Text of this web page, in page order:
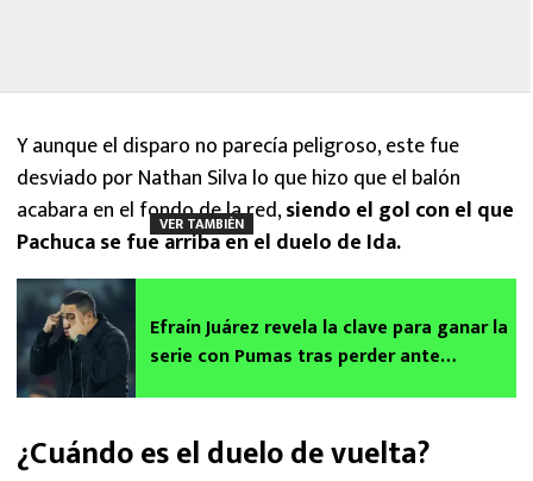
Y aunque el disparo no parecía peligroso, este fue
desviado por Nathan Silva lo que hizo que el balón
acabara en el fondo de la red,siendo el gol con el que
Pachuca se fue arriba en el duelo de Ida.
VER TAMBIÉN
Efraín Juárez revela la clave para ganar la
serie con Pumas tras perder ante
¿Cuándo es el duelo de vuelta?